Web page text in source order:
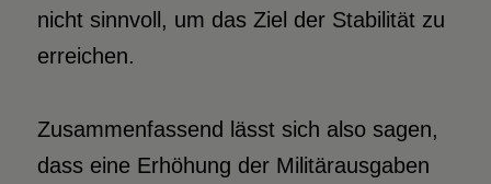
nicht sinnvoll, um das Ziel der Stabilität zu
erreichen.
Zusammenfassend lässt sich also sagen,
dass eine Erhöhung der Militärausgaben